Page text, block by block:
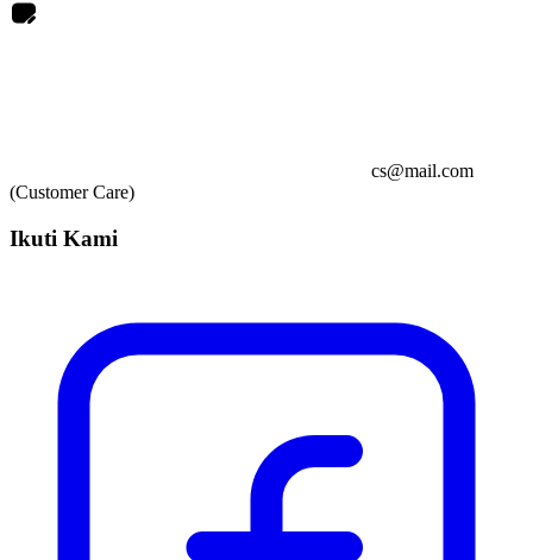
cs@mail.com
(Customer Care)
Ikuti Kami